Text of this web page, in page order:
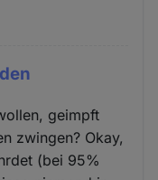
geimpft
zwingen? Okay,
(bei 95%